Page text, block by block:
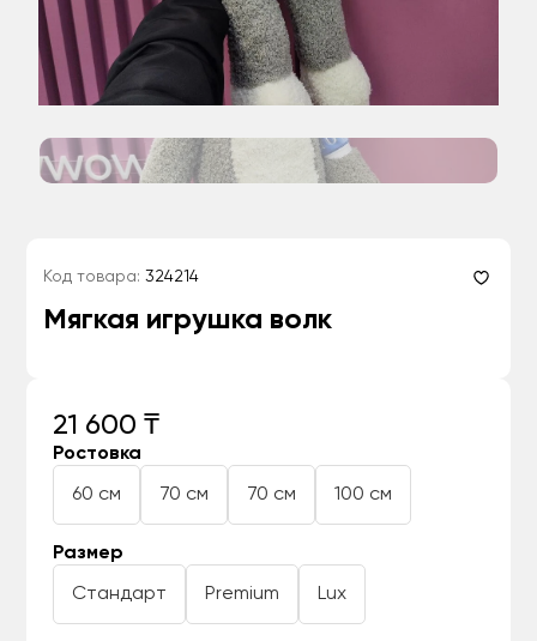
Код товара: 324214
Мягкая игрушка волк
21 600 ₸
Ростовка
60 см 70 см 70 см 100 см
Размер
Стандарт Premium Lux